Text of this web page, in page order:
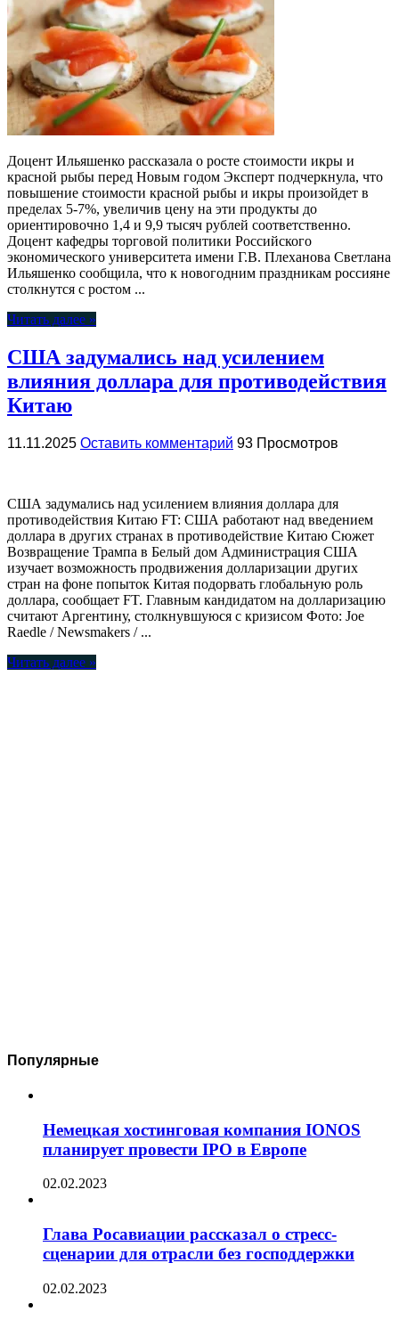
Доцент Ильяшенко рассказала о росте стоимости икры и
красной рыбы перед Новым годом Эксперт подчеркнула, что
повышение стоимости красной рыбы и икры произойдет в
пределах 5-7%, увеличив цену на эти продукты до
ориентировочно 1,4 и 9,9 тысяч рублей соответственно.
Доцент кафедры торговой политики Российского
экономического университета имени Г.В. Плеханова Светлана
Ильяшенко сообщила, что к новогодним праздникам россияне
столкнутся с ростом ...
Читать далее »
США задумались над усилением
влияния доллара для противодействия
Китаю
11.11.2025 Оставить комментарий 93 Просмотров
США задумались над усилением влияния доллара для
противодействия Китаю FT: США работают над введением
доллара в других странах в противодействие Китаю Сюжет
Возвращение Трампа в Белый дом Администрация США
изучает возможность продвижения долларизации других
стран на фоне попыток Китая подорвать глобальную роль
доллара, сообщает FT. Главным кандидатом на долларизацию
считают Аргентину, столкнувшуюся с кризисом Фото: Joe
Raedle / Newsmakers / ...
Читать далее »
Популярные
Немецкая хостинговая компания IONOS
планирует провести IPO в Европе
02.02.2023
Глава Росавиации рассказал о стресс-
сценарии для отрасли без господдержки
02.02.2023